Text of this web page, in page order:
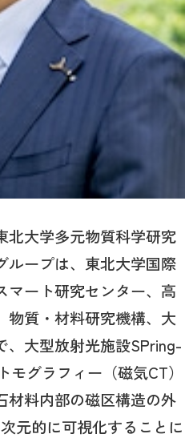
北大学多元物質科学研究
ループは、東北大学国際
マート研究センター、高
物質・材料研究機構、大
、大型放射光施設SPring-
グラフィー（磁気CT）
材料内部の磁区構造の外
元的に可視化することに